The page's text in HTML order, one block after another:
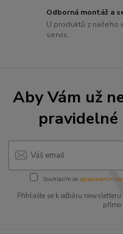
Odborná montáž a
U produktů z
servis.
Aby Vám už
pravidelné
Souhlasím se zpracováním
Přihlašte se k odběru